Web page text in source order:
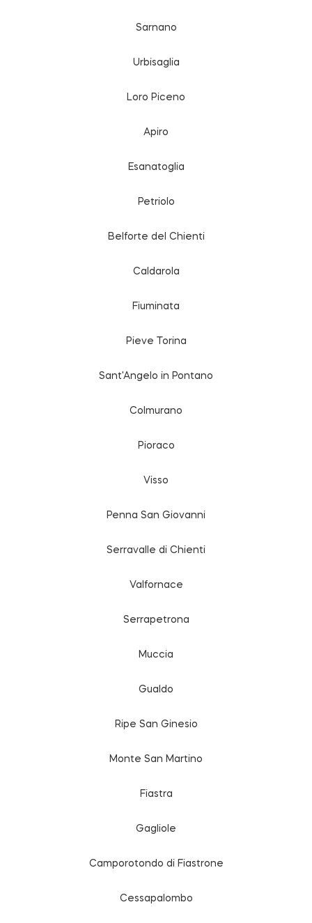
Sarnano
Urbisaglia
Loro Piceno
Apiro
Esanatoglia
Petriolo
Belforte del Chienti
Caldarola
Fiuminata
Pieve Torina
Sant'Angelo in Pontano
Colmurano
Pioraco
Visso
Penna San Giovanni
Serravalle di Chienti
Valfornace
Serrapetrona
Muccia
Gualdo
Ripe San Ginesio
Monte San Martino
Fiastra
Gagliole
Camporotondo di Fiastrone
Cessapalombo